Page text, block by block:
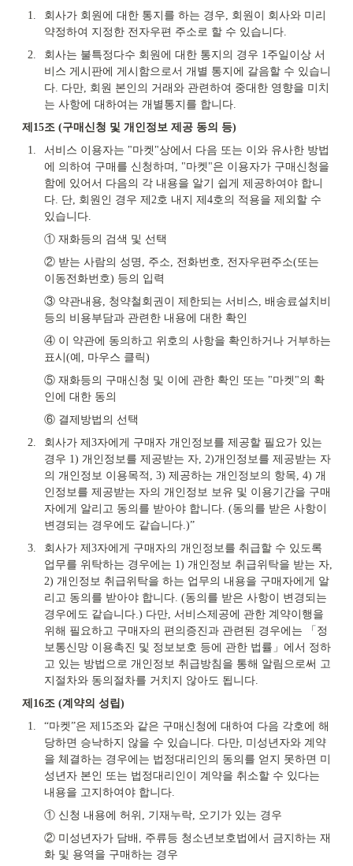
1.
회사가 회원에 대한 통지를 하는 경우, 회원이 회사와 미리
약정하여 지정한 전자우편 주소로 할 수 있습니다.
2.
회사는 불특정다수 회원에 대한 통지의 경우 1주일이상 서
비스 게시판에 게시함으로서 개별 통지에 갈음할 수 있습니
다. 다만, 회원 본인의 거래와 관련하여 중대한 영향을 미치
는 사항에 대하여는 개별통지를 합니다.
제15조 (구매신청 및 개인정보 제공 동의 등)
1.
서비스 이용자는 "마켓"상에서 다음 또는 이와 유사한 방법
에 의하여 구매를 신청하며, "마켓"은 이용자가 구매신청을
함에 있어서 다음의 각 내용을 알기 쉽게 제공하여야 합니
다. 단, 회원인 경우 제2호 내지 제4호의 적용을 제외할 수
있습니다.
① 재화등의 검색 및 선택
② 받는 사람의 성명, 주소, 전화번호, 전자우편주소(또는
이동전화번호) 등의 입력
③ 약관내용, 청약철회권이 제한되는 서비스, 배송료설치비
등의 비용부담과 관련한 내용에 대한 확인
④ 이 약관에 동의하고 위호의 사항을 확인하거나 거부하는
표시(예, 마우스 클릭)
⑤ 재화등의 구매신청 및 이에 관한 확인 또는 "마켓"의 확
인에 대한 동의
⑥ 결제방법의 선택
2.
회사가 제3자에게 구매자 개인정보를 제공할 필요가 있는
경우 1) 개인정보를 제공받는 자, 2)개인정보를 제공받는 자
의 개인정보 이용목적, 3) 제공하는 개인정보의 항목, 4) 개
인정보를 제공받는 자의 개인정보 보유 및 이용기간을 구매
자에게 알리고 동의를 받아야 합니다. (동의를 받은 사항이
변경되는 경우에도 같습니다.)”
3.
회사가 제3자에게 구매자의 개인정보를 취급할 수 있도록
업무를 위탁하는 경우에는 1) 개인정보 취급위탁을 받는 자,
2) 개인정보 취급위탁을 하는 업무의 내용을 구매자에게 알
리고 동의를 받아야 합니다. (동의를 받은 사항이 변경되는
경우에도 같습니다.) 다만, 서비스제공에 관한 계약이행을
위해 필요하고 구매자의 편의증진과 관련된 경우에는 「정
보통신망 이용촉진 및 정보보호 등에 관한 법률」에서 정하
고 있는 방법으로 개인정보 취급방침을 통해 알림으로써 고
지절차와 동의절차를 거치지 않아도 됩니다.
제16조 (계약의 성립)
1.
“마켓”은 제15조와 같은 구매신청에 대하여 다음 각호에 해
당하면 승낙하지 않을 수 있습니다. 다만, 미성년자와 계약
을 체결하는 경우에는 법정대리인의 동의를 얻지 못하면 미
성년자 본인 또는 법정대리인이 계약을 취소할 수 있다는
내용을 고지하여야 합니다.
① 신청 내용에 허위, 기재누락, 오기가 있는 경우
② 미성년자가 담배, 주류등 청소년보호법에서 금지하는 재
화 및 용역을 구매하는 경우